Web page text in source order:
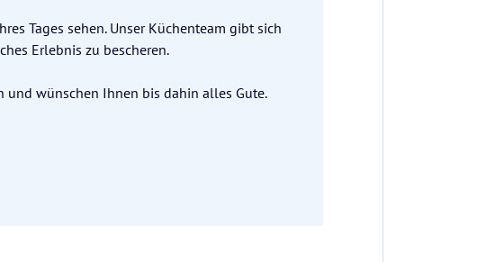
Tages sehen. Unser Küchenteam gibt sich
Erlebnis zu bescheren.
und wünschen Ihnen bis dahin alles Gute.